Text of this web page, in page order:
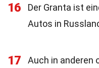
16
Der Granta ist
Autos in
17
Auch in anderen